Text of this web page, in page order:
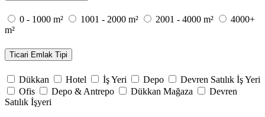
0 - 1000 m² 1001 - 2000 m² 2001 - 4000 m²
4000+
m²
Ticari Emlak Tipi
Dükkan Hotel İş Yeri Depo
Devren Satılık İş Yeri
Ofis
Depo & Antrepo Dükkan Mağaza
Devren
Satılık İşyeri